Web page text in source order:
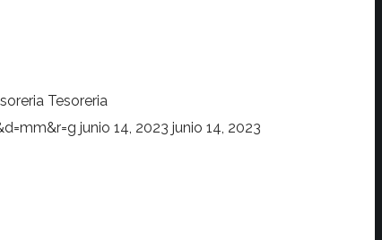
Tesoreria
junio 14, 2023 junio 14, 2023